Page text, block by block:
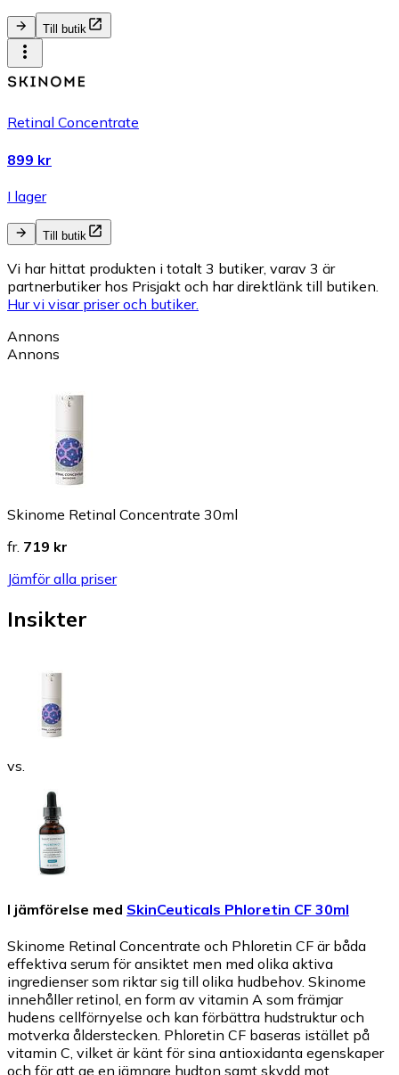
Till butik
Retinal Concentrate
899 kr
I lager
Till butik
Vi har hittat produkten i totalt 3 butiker, varav 3 är
partnerbutiker hos Prisjakt och har direktlänk till butiken.
Hur vi visar priser och butiker.
Annons
Annons
Skinome Retinal Concentrate 30ml
fr. 719 kr
Jämför alla priser
Insikter
vs.
I jämförelse med SkinCeuticals Phloretin CF 30ml
Skinome Retinal Concentrate och Phloretin CF är båda
effektiva serum för ansiktet men med olika aktiva
ingredienser som riktar sig till olika hudbehov. Skinome
innehåller retinol, en form av vitamin A som främjar
hudens cellförnyelse och kan förbättra hudstruktur och
motverka ålderstecken. Phloretin CF baseras istället på
vitamin C, vilket är känt för sina antioxidanta egenskaper
och för att ge en jämnare hudton samt skydd mot